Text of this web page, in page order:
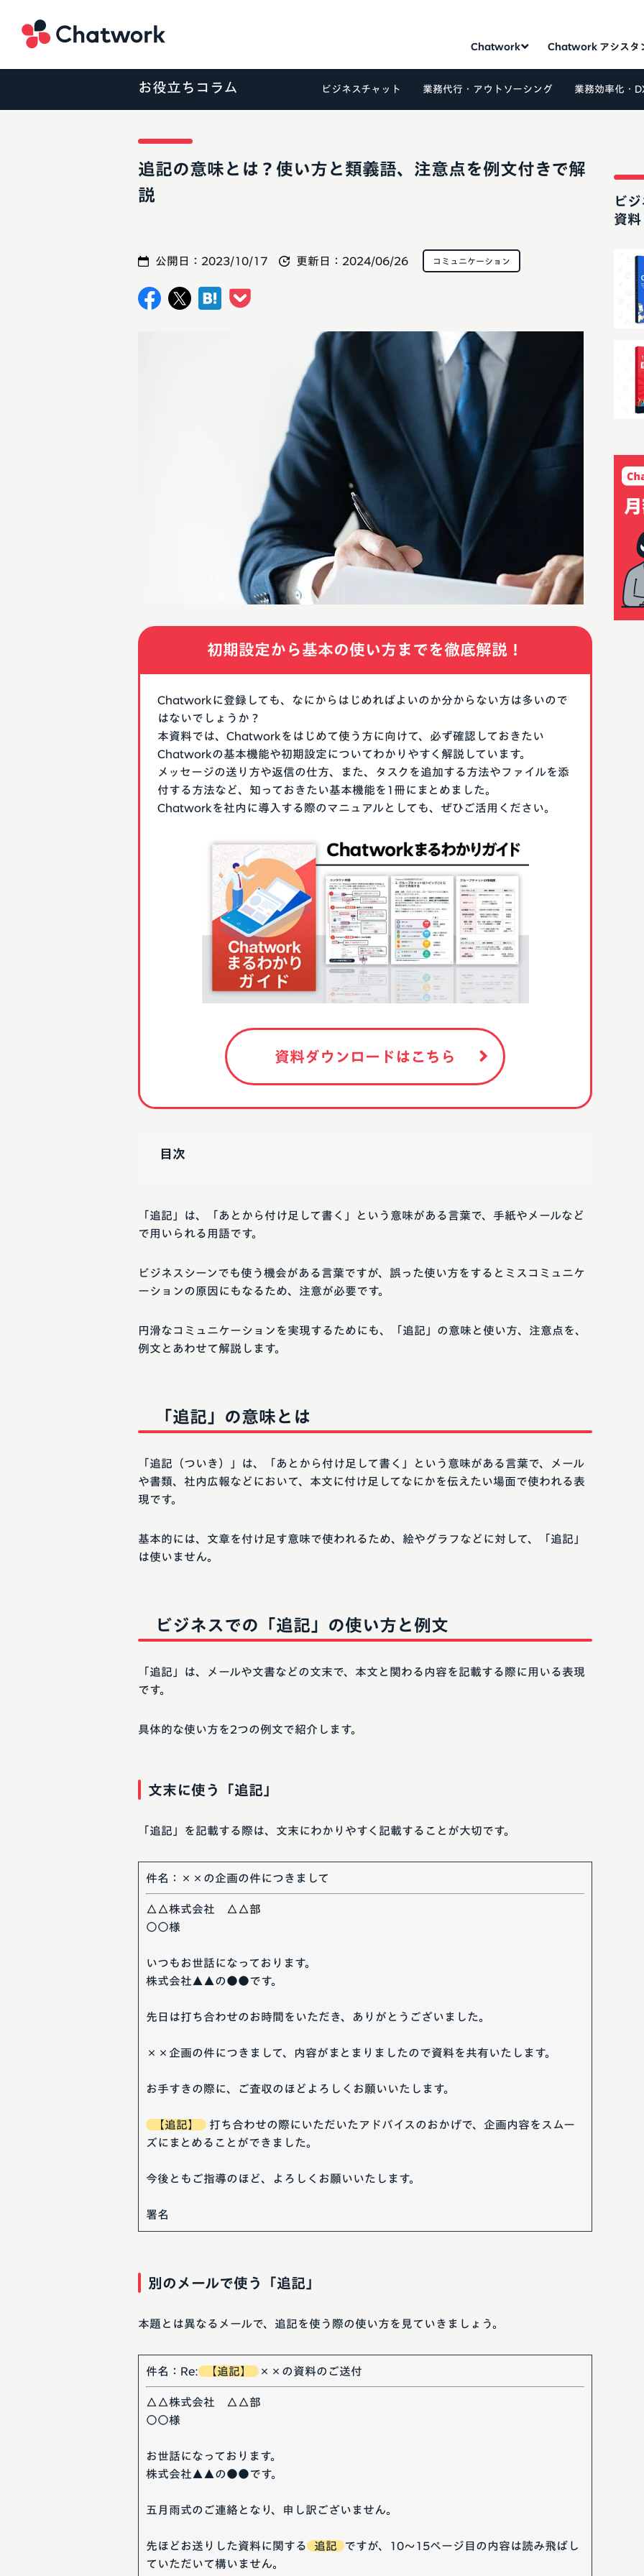
Chatwork Chatwork アシスタ
お役立ちコラム ビジネスチャット 業務代行・アウトソーシング 業務効率化・
追記の意味とは？使い方と類義語、注意点を例文付きで解
説
公開日： 2023/10/17 更新日： 2024/06/26 コミュニケーション
初期設定から基本の使い方までを徹底解説！
Chatworkに登録しても、なにからはじめればよいのか分からない方は多いので
はないでしょうか？
本資料では、Chatworkをはじめて使う方に向けて、必ず確認しておきたい
Chatworkの基本機能や初期設定についてわかりやすく解説しています。
メッセージの送り方や返信の仕方、また、タスクを追加する方法やファイルを添
付する方法など、知っておきたい基本機能を1冊にまとめました。
Chatworkを社内に導入する際のマニュアルとしても、ぜひご活用ください。
資料ダウンロードはこちら
目次
「追記」は、「あとから付け足して書く」という意味がある言葉で、手紙やメールなど
で用いられる用語です。
ビジネスシーンでも使う機会がある言葉ですが、誤った使い方をするとミスコミュニケ
ーションの原因にもなるため、注意が必要です。
円滑なコミュニケーションを実現するためにも、「追記」の意味と使い方、注意点を、
例文とあわせて解説します。
「追記」の意味とは
「追記（ついき）」は、「あとから付け足して書く」という意味がある言葉で、メール
や書類、社内広報などにおいて、本文に付け足してなにかを伝えたい場面で使われる表
現です。
基本的には、文章を付け足す意味で使われるため、絵やグラフなどに対して、「追記」
は使いません。
ビジネスでの「追記」の使い方と例文
「追記」は、メールや文書などの文末で、本文と関わる内容を記載する際に用いる表現
です。
具体的な使い方を2つの例文で紹介します。
文末に使う「追記」
「追記」を記載する際は、文末にわかりやすく記載することが大切です。
件名：××の企画の件につきまして
△△株式会社 △△部
○○様
いつもお世話になっております。
株式会社▲▲の●●です。
先日は打ち合わせのお時間をいただき、ありがとうございました。
××企画の件につきまして、内容がまとまりましたので資料を共有いたします。
お手すきの際に、ご査収のほどよろしくお願いいたします。
【追記】
打ち合わせの際にいただいたアドバイスのおかげで、企画内容をスムー
ズにまとめることができました。
今後ともご指導のほど、よろしくお願いいたします。
署名
別のメールで使う「追記」
本題とは異なるメールで、追記を使う際の使い方を見ていきましょう。
件名：Re: 【追記】 ××の資料のご送付
△△株式会社 △△部
○○様
お世話になっております。
株式会社▲▲の●●です。
五月雨式のご連絡となり、申し訳ございません。
先ほどお送りした資料に関する 追記
ですが、10～15ページ目の内容は読み飛ばし
ていただいて構いません。
ビ
資料